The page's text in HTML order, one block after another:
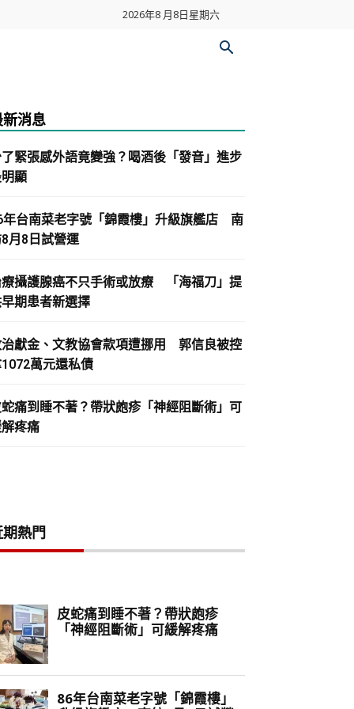
2026年8 月8日星期六
新消息
緊張感外語竟變強？喝酒後「發音」進步
顯
年台南菜老字號「錦霞樓」升級旗艦店 南
月8日試營運
攝護腺癌不只手術或放療 「海福刀」提
期患者新選擇
獻金、文教協會款項遭挪用 郭信良被控
萬元還私債
痛到睡不著？帶狀皰疹「神經阻斷術」可
疼痛
熱門